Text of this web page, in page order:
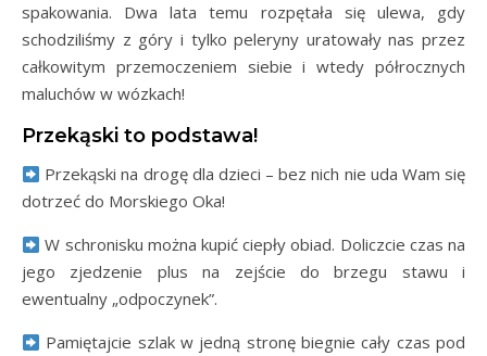
spakowania. Dwa lata temu rozpętała się ulewa, gdy
schodziliśmy z góry i tylko peleryny uratowały nas przez
całkowitym przemoczeniem siebie i wtedy półrocznych
maluchów w wózkach!
Przekąski to podstawa!
Przekąski na drogę dla dzieci – bez nich nie uda Wam się
dotrzeć do Morskiego Oka!
W schronisku można kupić ciepły obiad. Doliczcie czas na
jego zjedzenie plus na zejście do brzegu stawu i
ewentualny „odpoczynek”.
Pamiętajcie szlak w jedną stronę biegnie cały czas pod